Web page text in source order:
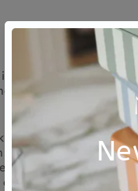
er nu ook als
je het
de dieren die ze
kleine boekje van
kunnen kleintjes
en een vlinder.